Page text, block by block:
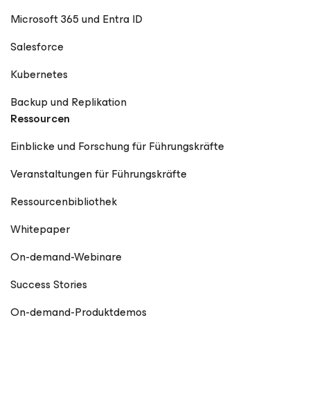
Microsoft 365 und Entra ID
Salesforce
Kubernetes
Backup und Replikation
Ressourcen
Einblicke und Forschung für Führungskräfte
Veranstaltungen für Führungskräfte
Ressourcenbibliothek
Whitepaper
On-demand-Webinare
Success Stories
On-demand-Produktdemos